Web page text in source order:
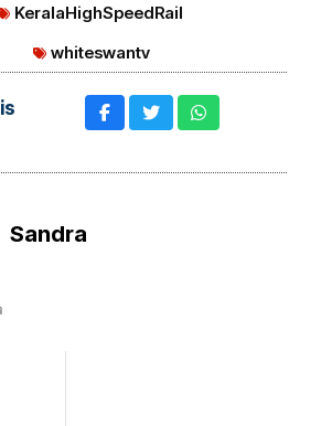
KeralaHighSpeedRail
whiteswantv
Sandra